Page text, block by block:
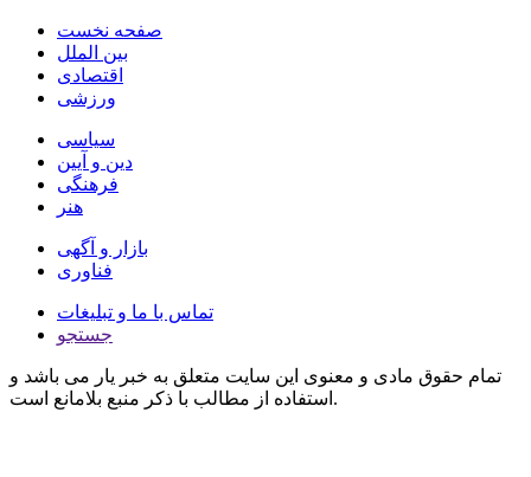
صفحه نخست
بین الملل
اقتصادی
ورزشی
سیاسی
دین و آیین
فرهنگی
هنر
بازار و آگهی
فناوری
تماس با ما و تبلیغات
جستجو
تمام حقوق مادی و معنوی این سایت متعلق به خبر یار می باشد و
استفاده از مطالب با ذکر منبع بلامانع است.